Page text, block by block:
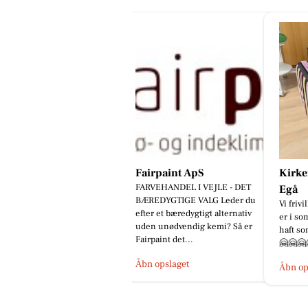
Fairpaint ApS
FARVEHANDEL I VEJLE - DET
BÆREDYGTIGE VALG Leder du
efter et bæredygtigt alternativ
uden unødvendig kemi? Så er
Fairpaint det...
Åbn opslaget
Egå
Vi
er i
haft
Åbn